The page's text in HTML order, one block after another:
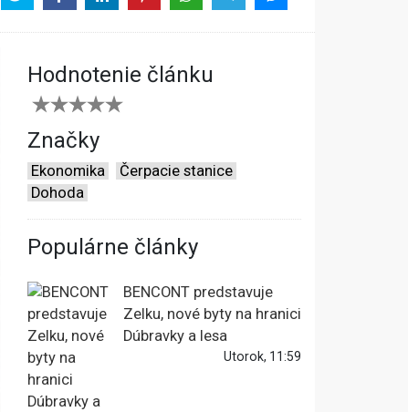
Hodnotenie článku
Značky
Ekonomika
Čerpacie stanice
Dohoda
Populárne články
BENCONT predstavuje
Zelku, nové byty na hranici
Dúbravky a lesa
Utorok, 11:59